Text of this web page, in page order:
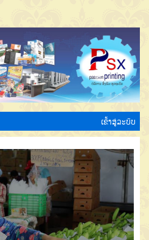
ເຂົ້າສູ່ລະບົບ